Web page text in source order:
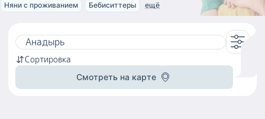
Няни с проживанием
Бебиситтеры ещё
Сортировка
Смотреть на карте